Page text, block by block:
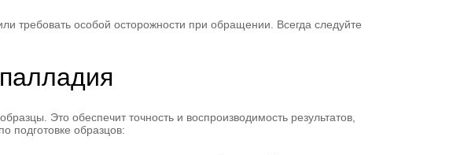
требовать особой осторожности при обращении. Всегда следуйте
Это обеспечит точность и воспроизводимость результатов,
подготовке образцов: